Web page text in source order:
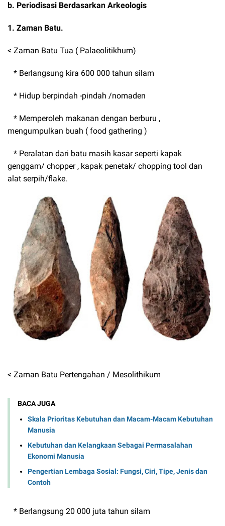
b. Periodisasi Berdasarkan Arkeologis
1. Zaman Batu.
< Zaman Batu Tua ( Palaeolitikhum)
* Berlangsung kira 600 000 tahun silam
* Hidup berpindah -pindah /nomaden
* Memperoleh makanan dengan berburu ,
mengumpulkan buah ( food gathering )
* Peralatan dari batu masih kasar seperti kapak
genggam/ chopper , kapak penetak/ chopping tool dan
alat serpih/flake.
< Zaman Batu Pertengahan / Mesolithikum
BACA JUGA
Skala Prioritas Kebutuhan dan Macam-Macam Kebutuhan
Manusia
Kebutuhan dan Kelangkaan Sebagai Permasalahan
Ekonomi Manusia
Pengertian Lembaga Sosial: Fungsi, Ciri, Tipe, Jenis dan
Contoh
* Berlangsung 20 000 juta tahun silam